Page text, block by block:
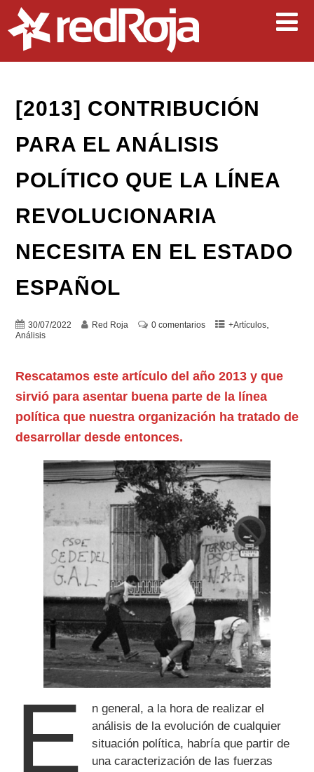
[2013] CONTRIBUCIÓN
PARA EL ANÁLISIS
POLÍTICO QUE LA LÍNEA
REVOLUCIONARIA
NECESITA EN EL ESTADO
ESPAÑOL
30/07/2022 Red Roja 0 comentarios +Artículos,
Análisis
Rescatamos este artículo del año 2013 y que
sirvió para asentar buena parte de la línea
política que nuestra organización ha tratado de
desarrollar desde entonces.
E
n general, a la hora de realizar el
análisis de la evolución de cualquier
situación política, habría que partir de
una caracterización de las fuerzas